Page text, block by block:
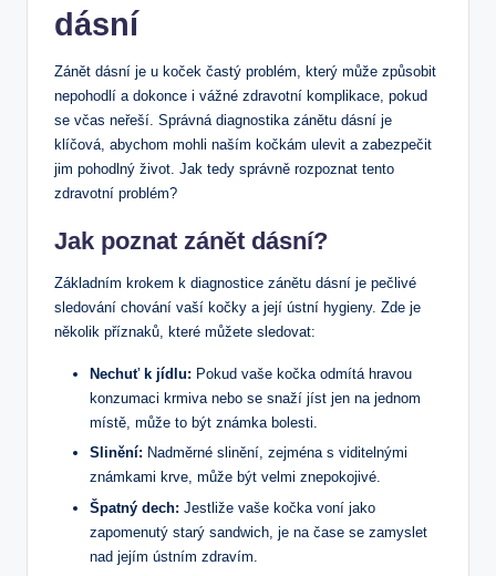
dásní
Zánět dásní je u koček častý problém, který může způsobit
nepohodlí a dokonce i vážné zdravotní komplikace, pokud
se včas neřeší. Správná diagnostika zánětu dásní je
klíčová, abychom mohli naším kočkám ulevit a zabezpečit
jim pohodlný život. Jak tedy správně rozpoznat tento
zdravotní problém?
Jak poznat zánět dásní?
Základním krokem k diagnostice zánětu dásní je pečlivé
sledování chování vaší kočky a její ústní hygieny. Zde je
několik příznaků, které můžete sledovat:
Nechuť k jídlu: Pokud vaše kočka odmítá hravou
konzumaci krmiva nebo se snaží jíst jen na jednom
místě, může to být známka bolesti.
Slinění: Nadměrné slinění, zejména s viditelnými
známkami krve, může být velmi znepokojivé.
Špatný dech: Jestliže vaše kočka voní jako
zapomenutý starý sandwich, je na čase se zamyslet
nad jejím ústním zdravím.